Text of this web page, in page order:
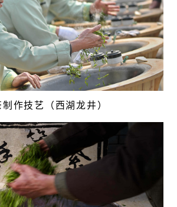
作技艺（西湖龙井）